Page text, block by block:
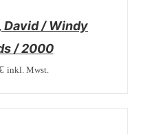
David / Windy
/ 2000
inkl. Mwst.